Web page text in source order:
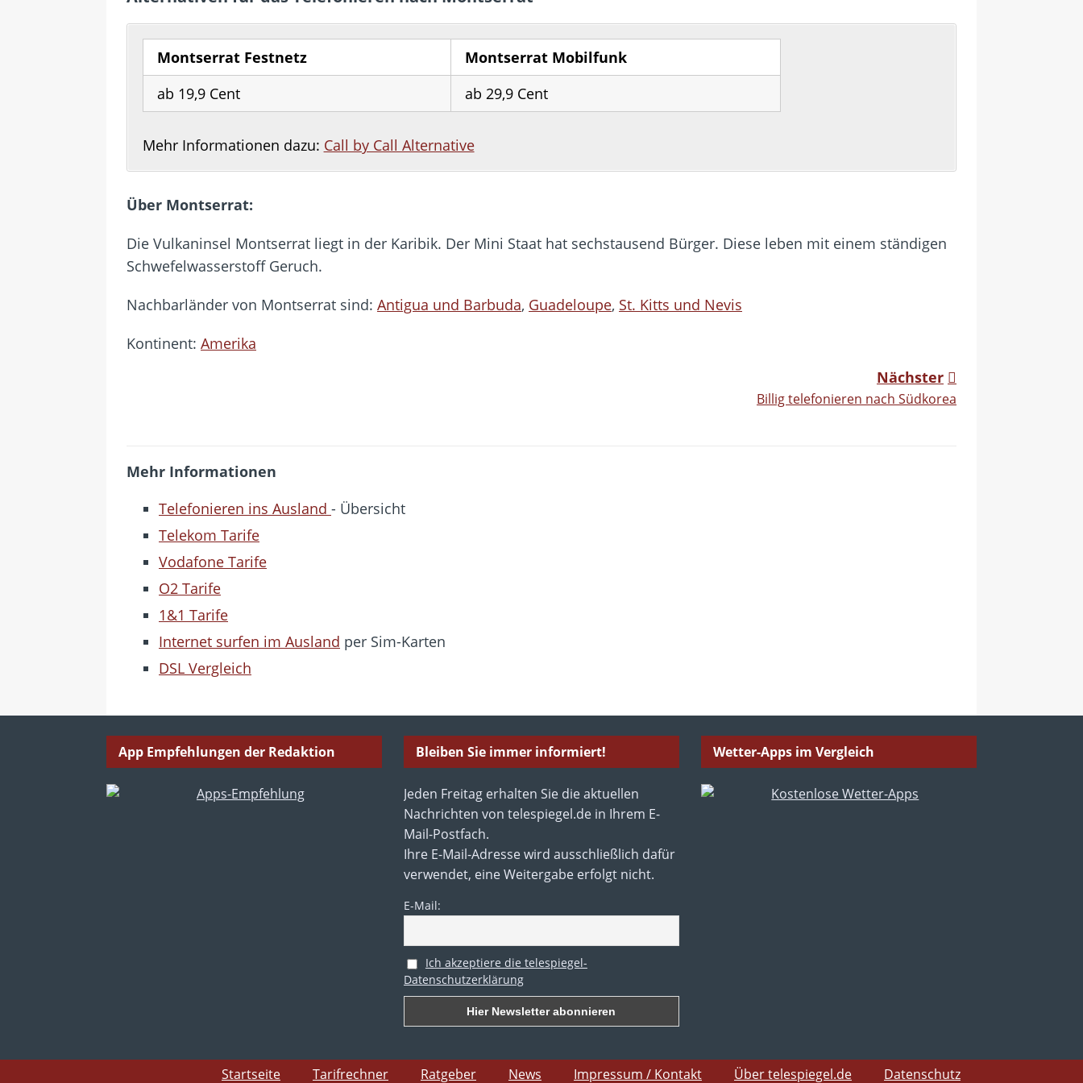
Montserrat Festnetz
Montserrat Mobilfunk
ab 19,9 Cent
ab 29,9 Cent
Mehr Informationen dazu: Call by Call Alternative
Über Montserrat:
Die Vulkaninsel Montserrat liegt in der Karibik. Der Mini Staat hat sechstausend Bürger. Diese leben mit einem ständigen
Schwefelwasserstoff Geruch.
Nachbarländer von Montserrat sind: Antigua und Barbuda, Guadeloupe, St. Kitts und Nevis
Kontinent: Amerika
Nächster
Billig telefonieren nach Südkorea
Mehr Informationen
Telefonieren ins Ausland - Übersicht
Telekom Tarife
Vodafone Tarife
O2 Tarife
1&1 Tarife
Internet surfen im Ausland per Sim-Karten
DSL Vergleich
App Empfehlungen der Redaktion Bleiben Sie immer informiert!
Jeden Freitag erhalten Sie die aktuellen
Nachrichten von telespiegel.de in Ihrem E-
Mail-Postfach.
Ihre E-Mail-Adresse wird ausschließlich dafür
verwendet, eine Weitergabe erfolgt nicht.
E-Mail:
Ich akzeptiere die telespiegel-
Datenschutzerklärung
Wetter-Apps im Vergleich
Startseite Tarifrechner Ratgeber News Impressum / Kontakt Über telespiegel.de Datenschutz